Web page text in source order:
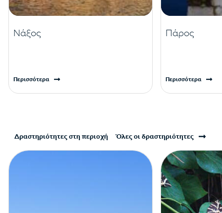
Νάξος
Περισσότερα
Πάρος
Περισσότερα
Δραστηριότητες στη περιοχή Όλες οι δραστηριότητες